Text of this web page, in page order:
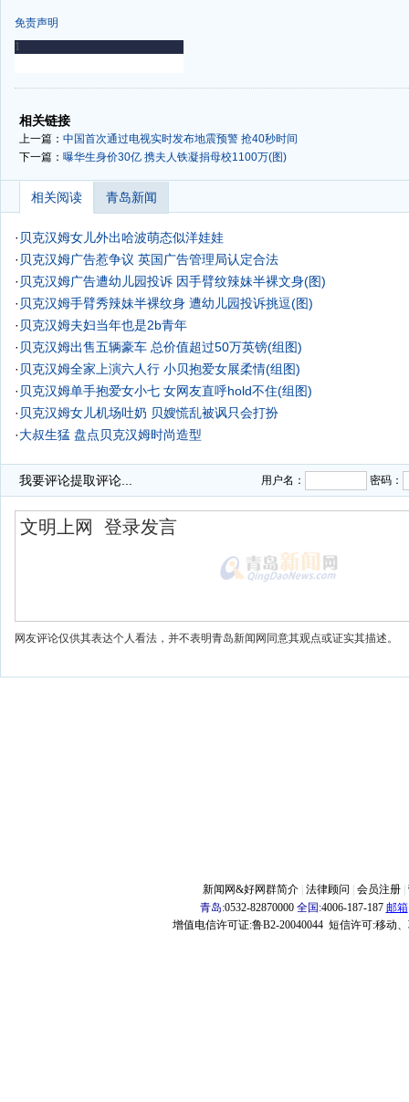
免责声明
-
相关链接
上一篇： 中国首次通过电视实时发布地震预警 抢40秒时间
下一篇： 曝华生身价30亿 携夫人铁凝捐母校1100万(图)
相关阅读 青岛新闻
· 贝克汉姆女儿外出哈波萌态似洋娃娃
· 贝克汉姆广告惹争议 英国广告管理局认定合法
· 贝克汉姆广告遭幼儿园投诉 因手臂纹辣妹半裸文身(图)
· 贝克汉姆手臂秀辣妹半裸纹身 遭幼儿园投诉挑逗(图)
· 贝克汉姆夫妇当年也是2b青年
· 贝克汉姆出售五辆豪车 总价值超过50万英镑(组图)
· 贝克汉姆全家上演六人行 小贝抱爱女展柔情(组图)
· 贝克汉姆单手抱爱女小七 女网友直呼hold不住(组图)
· 贝克汉姆女儿机场吐奶 贝嫂慌乱被讽只会打扮
·大叔生猛 盘点贝克汉姆时尚造型
我要评论提取评论... 用户名： 密码：
网友评论仅供其表达个人看法，并不表明青岛新闻网同意其观点或证实其描述。